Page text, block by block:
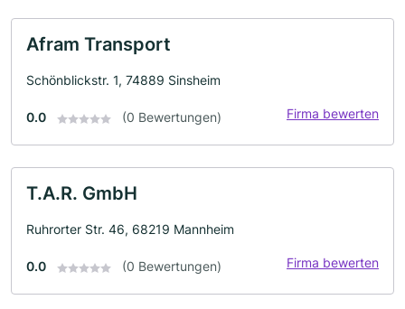
Afram Transport
Schönblickstr. 1, 74889 Sinsheim
0.0 (0 Bewertungen) Firma bewerten
T.A.R. GmbH
Ruhrorter Str. 46, 68219 Mannheim
0.0 (0 Bewertungen) Firma bewerten